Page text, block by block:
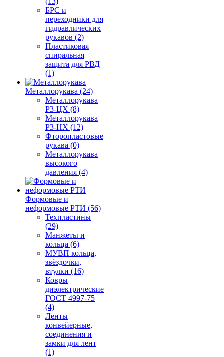
БРС и
переходники для
гидравлических
рукавов (2)
Пластиковая
спиральная
защита для РВД
(1)
Металлорукава (24)
Металлорукава
Р3-ЦХ (8)
Металлорукава
Р3-НХ (12)
Фторопластовые
рукава (0)
Металлорукава
высокого
давления (4)
Формовые и
неформовые РТИ (56)
Техпластины
(29)
Манжеты и
кольца (6)
МУВП кольца,
звёздочки,
втулки (16)
Ковры
диэлектрические
ГОСТ 4997-75
(4)
Ленты
конвейерные,
соединения и
замки для лент
(1)